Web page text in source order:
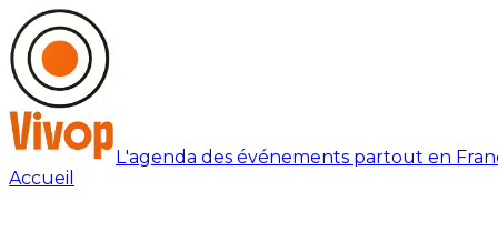
L'agenda des événements partout en
Accueil